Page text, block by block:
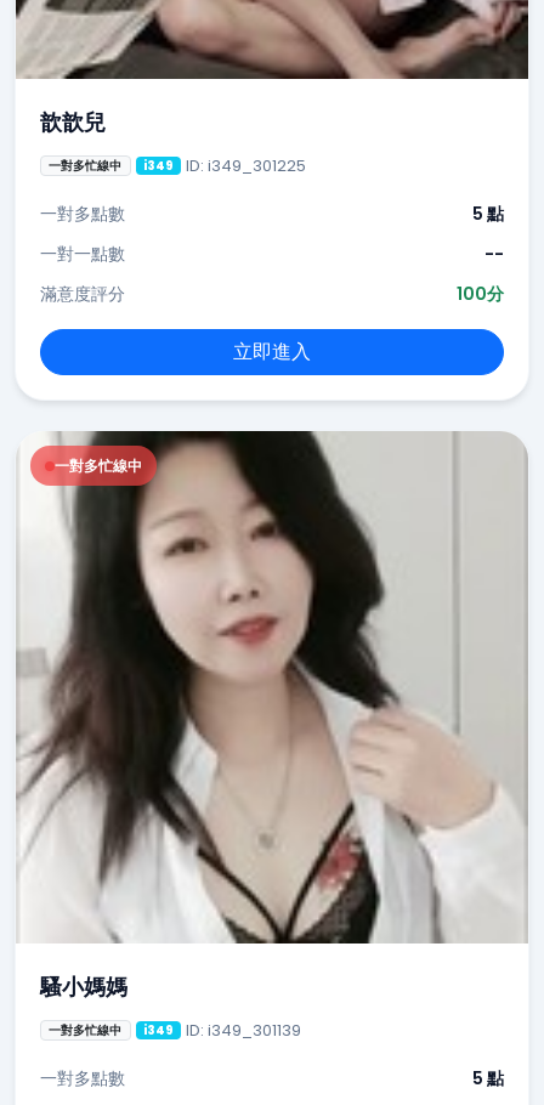
歆歆兒
一對多忙線中 i349 ID: i349_301225
一對多點數
5 點
一對一點數
--
滿意度評分
100分
立即進入
一對多忙線中
騷小媽媽
一對多忙線中 i349 ID: i349_301139
一對多點數 5 點